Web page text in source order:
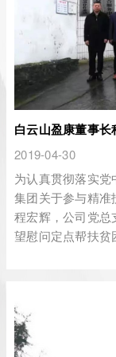
白云山盈康董事
2019-04-30
为认真贯彻落实党
集团关于参与精
程宏辉，公司党
望慰问定点帮扶贫